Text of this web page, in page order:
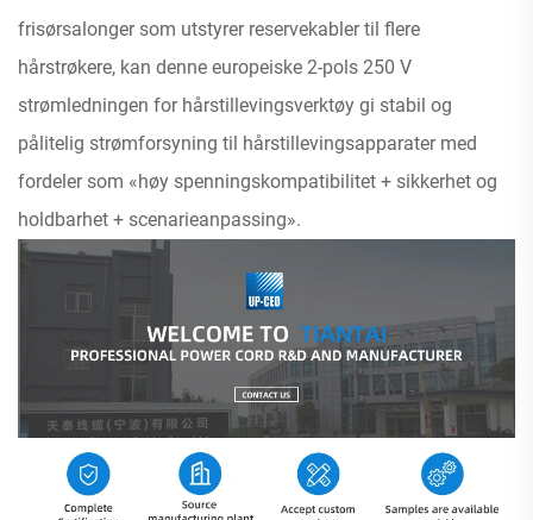
frisørsalonger som utstyrer reservekabler til flere
hårstrøkere, kan denne europeiske 2-pols 250 V
strømledningen for hårstillevingsverktøy gi stabil og
pålitelig strømforsyning til hårstillevingsapparater med
fordeler som «høy spenningskompatibilitet + sikkerhet og
holdbarhet + scenarieanpassing».